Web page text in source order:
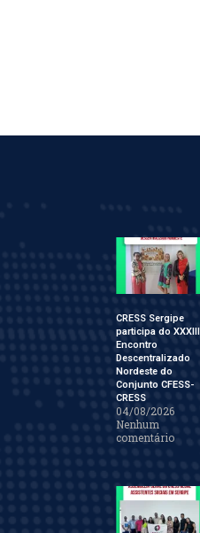
CRESS Sergipe
participa do XXXIII
Encontro
Descentralizado
Nordeste do
Conjunto CFESS-
CRESS
04/08/2026
Nenhum
comentário